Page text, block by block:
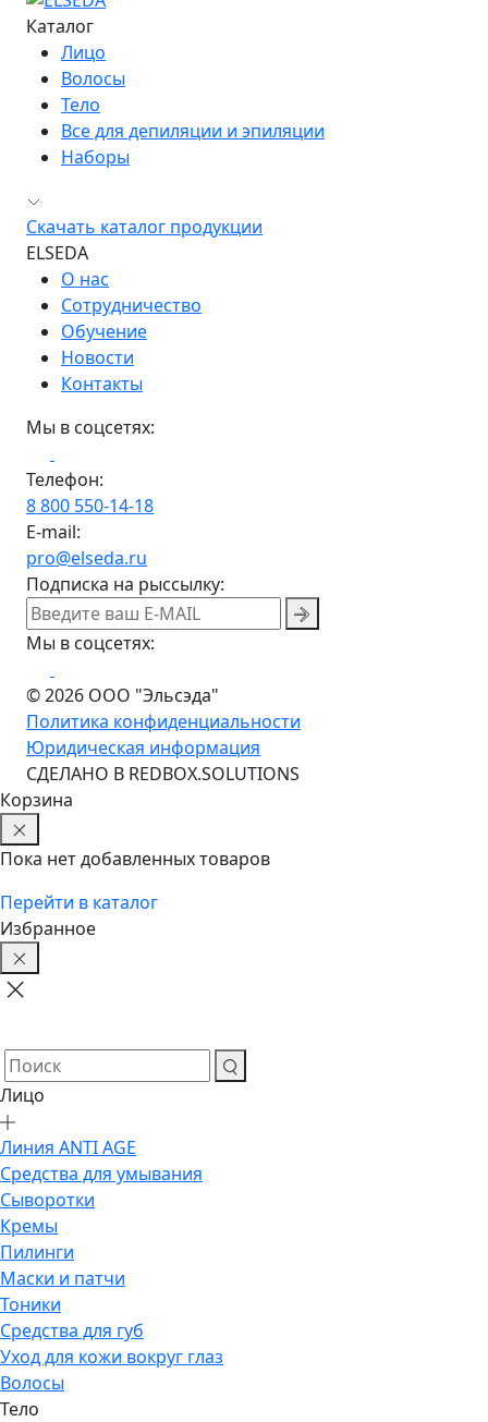
Каталог
Лицо
Волосы
Тело
Все для депиляции и эпиляции
Наборы
Скачать каталог продукции
ELSEDA
О нас
Сотрудничество
Обучение
Новости
Контакты
Мы в соцсетях:
Телефон:
8 800 550-14-18
E-mail:
pro@elseda.ru
Подписка на рыссылку:
Мы в соцсетях:
© 2026 ООО "Эльсэда"
Политика конфиденциальности
Юридическая информация
CДЕЛАНО В REDBOX.SOLUTIONS
Корзина
Пока нет добавленных товаров
Перейти в каталог
Избранное
Лицо
Линия ANTI AGE
Средства для умывания
Сыворотки
Кремы
Пилинги
Маски и патчи
Тоники
Средства для губ
Уход для кожи вокруг глаз
Волосы
Тело